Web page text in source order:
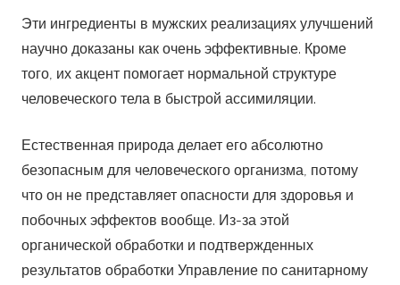
Эти ингредиенты в мужских реализациях улучшений
научно доказаны как очень эффективные. Кроме
того, их акцент помогает нормальной структуре
человеческого тела в быстрой ассимиляции.
Естественная природа делает его абсолютно
безопасным для человеческого организма, потому
что он не представляет опасности для здоровья и
побочных эффектов вообще. Из-за этой
органической обработки и подтвержденных
результатов обработки Управление по санитарному